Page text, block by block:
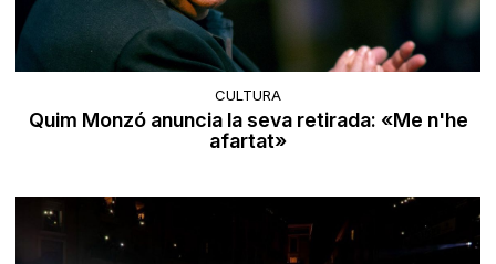
CULTURA
Quim Monzó anuncia la seva retirada: «Me n'he
afartat»